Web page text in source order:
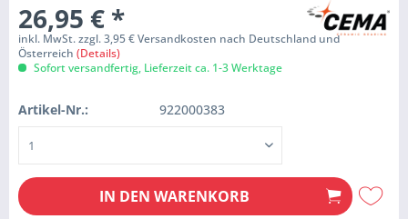
26,95 € *
inkl. MwSt. zzgl. 3,95 € Versandkosten nach Deutschland und
Österreich (Details)
Sofort versandfertig, Lieferzeit ca. 1-3 Werktage
Artikel-Nr.: 922000383
IN DEN WARENKORB